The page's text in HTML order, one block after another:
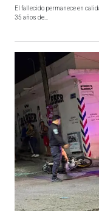
El fallecido permanece en
35 años de...